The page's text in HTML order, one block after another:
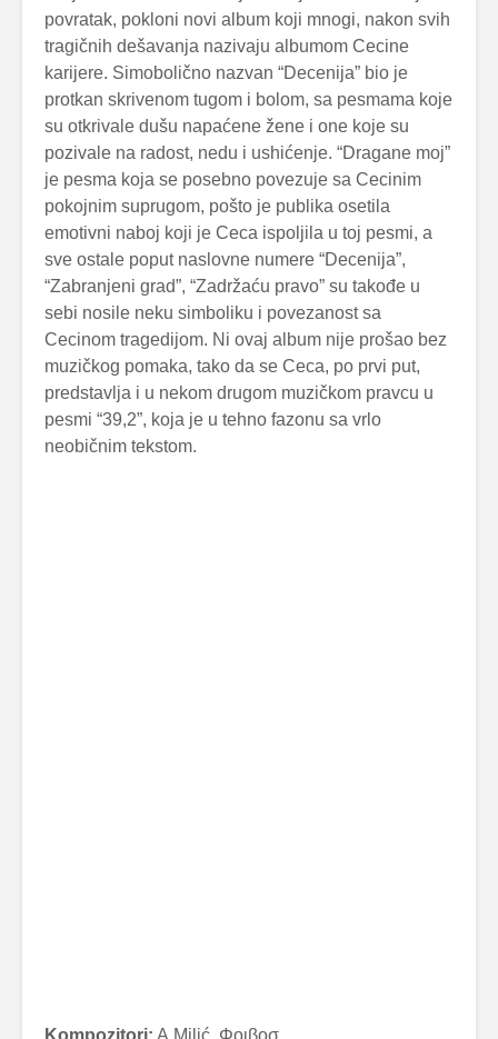
povratak, pokloni novi album koji mnogi, nakon svih
tragičnih dešavanja nazivaju albumom Cecine
karijere. Simobolično nazvan “Decenija” bio je
protkan skrivenom tugom i bolom, sa pesmama koje
su otkrivale dušu napaćene žene i one koje su
pozivale na radost, nedu i ushićenje. “Dragane moj”
je pesma koja se posebno povezuje sa Cecinim
pokojnim suprugom, pošto je publika osetila
emotivni naboj koji je Ceca ispoljila u toj pesmi, a
sve ostale poput naslovne numere “Decenija”,
“Zabranjeni grad”, “Zadržaću pravo” su takođe u
sebi nosile neku simboliku i povezanost sa
Cecinom tragedijom. Ni ovaj album nije prošao bez
muzičkog pomaka, tako da se Ceca, po prvi put,
predstavlja i u nekom drugom muzičkom pravcu u
pesmi “39,2”, koja je u tehno fazonu sa vrlo
neobičnim tekstom.
Kompozitori: A.Milić, Φοιβοσ